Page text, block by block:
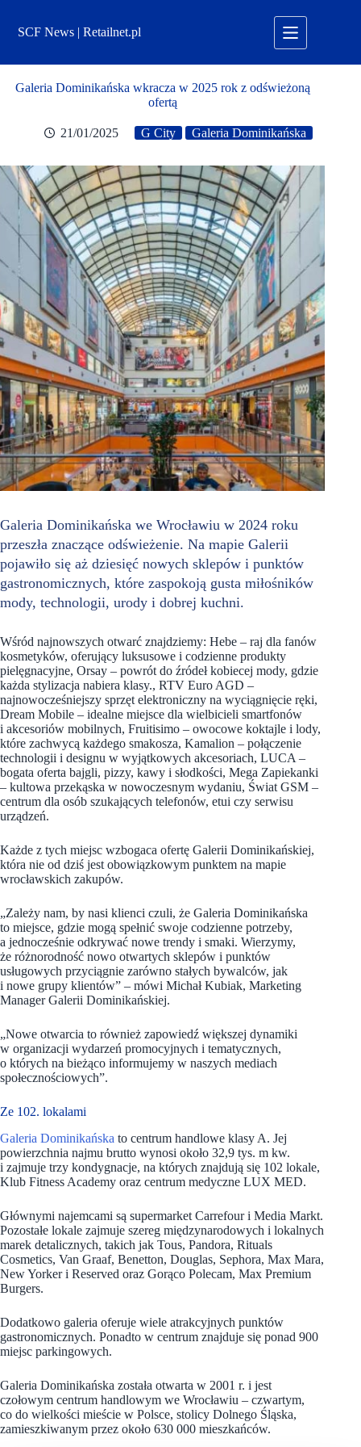
treściSCF News | Retailnet.pl
Galeria Dominikańska wkracza w 2025 rok z odświeżoną
ofertą
21/01/2025 G City Galeria Dominikańska
Galeria Dominikańska we Wrocławiu w 2024 roku
przeszła znaczące odświeżenie. Na mapie Galerii
pojawiło się aż dziesięć nowych sklepów i punktów
gastronomicznych, które zaspokoją gusta miłośników
mody, technologii, urody i dobrej kuchni.
Wśród najnowszych otwarć znajdziemy: Hebe – raj dla fanów
kosmetyków, oferujący luksusowe i codzienne produkty
pielęgnacyjne, Orsay – powrót do źródeł kobiecej mody, gdzie
każda stylizacja nabiera klasy., RTV Euro AGD –
najnowocześniejszy sprzęt elektroniczny na wyciągnięcie ręki,
Dream Mobile – idealne miejsce dla wielbicieli smartfonów
i akcesoriów mobilnych, Fruitisimo – owocowe koktajle i lody,
które zachwycą każdego smakosza, Kamalion – połączenie
technologii i designu w wyjątkowych akcesoriach, LUCA –
bogata oferta bajgli, pizzy, kawy i słodkości, Mega Zapiekanki
– kultowa przekąska w nowoczesnym wydaniu, Świat GSM –
centrum dla osób szukających telefonów, etui czy serwisu
urządzeń.
Każde z tych miejsc wzbogaca ofertę Galerii Dominikańskiej,
która nie od dziś jest obowiązkowym punktem na mapie
wrocławskich zakupów.
„Zależy nam, by nasi klienci czuli, że Galeria Dominikańska
to miejsce, gdzie mogą spełnić swoje codzienne potrzeby,
a jednocześnie odkrywać nowe trendy i smaki. Wierzymy,
że różnorodność nowo otwartych sklepów i punktów
usługowych przyciągnie zarówno stałych bywalców, jak
i nowe grupy klientów” – mówi Michał Kubiak, Marketing
Manager Galerii Dominikańskiej.
„Nowe otwarcia to również zapowiedź większej dynamiki
w organizacji wydarzeń promocyjnych i tematycznych,
o których na bieżąco informujemy w naszych mediach
społecznościowych”.
Ze 102. lokalami
Galeria Dominikańska to centrum handlowe klasy A. Jej
powierzchnia najmu brutto wynosi około 32,9 tys. m kw.
i zajmuje trzy kondygnacje, na których znajdują się 102 lokale,
Klub Fitness Academy oraz centrum medyczne LUX MED.
Głównymi najemcami są supermarket Carrefour i Media Markt.
Pozostałe lokale zajmuje szereg międzynarodowych i lokalnych
marek detalicznych, takich jak Tous, Pandora, Rituals
Cosmetics, Van Graaf, Benetton, Douglas, Sephora, Max Mara,
New Yorker i Reserved oraz Gorąco Polecam, Max Premium
Burgers.
Dodatkowo galeria oferuje wiele atrakcyjnych punktów
gastronomicznych. Ponadto w centrum znajduje się ponad 900
miejsc parkingowych.
Galeria Dominikańska została otwarta w 2001 r. i jest
czołowym centrum handlowym we Wrocławiu – czwartym,
co do wielkości mieście w Polsce, stolicy Dolnego Śląska,
zamieszkiwanym przez około 630 000 mieszkańców.